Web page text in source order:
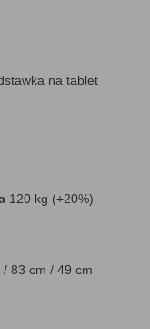
na tablet
120 kg (+20%)
/ 83 cm / 49 cm